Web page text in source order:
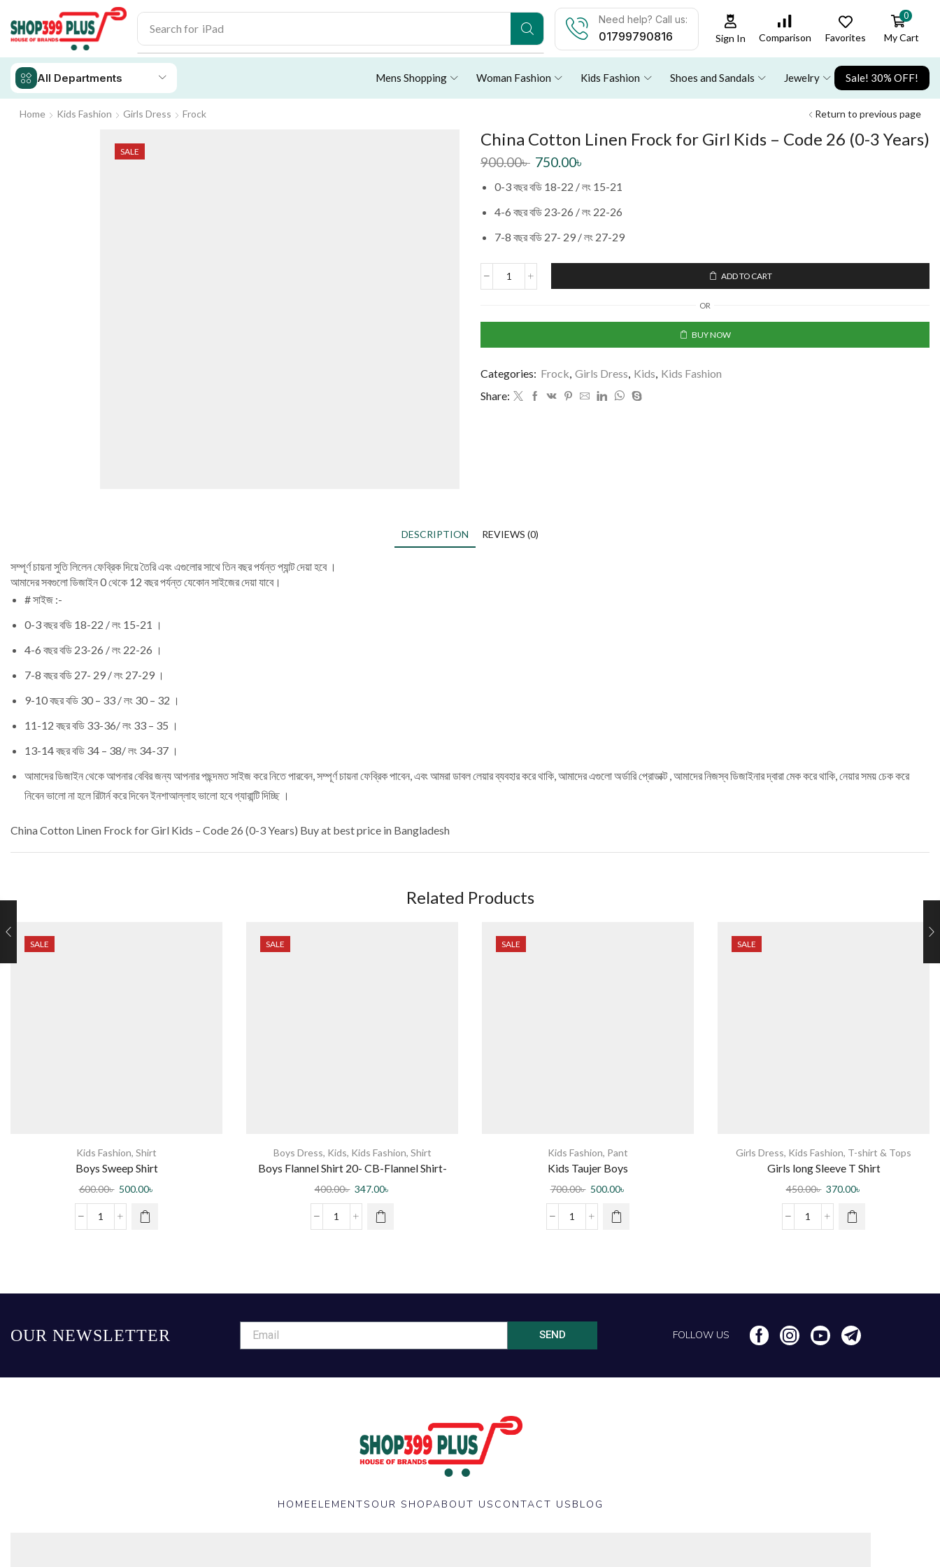
Search for iPhone 14
Need help? Call us:
01799790816 Sign In Comparison Favorites
0
My Cart
All Departments Mens Shopping Woman Fashion Kids Fashion Shoes and Sandals Jewelry Sale! 30% OFF!
Home Kids Fashion Girls Dress Frock Return to previous page
SALE
China Cotton Linen Frock for Girl Kids – Code 26 (0-3 Years)
900.00৳ 750.00৳
0-3 বছর বডি 18-22 / লং 15-21
4-6 বছর বডি 23-26 / লং 22-26
7-8 বছর বডি 27- 29 / লং 27-29
ADD TO CART
OR
BUY NOW
Categories: Frock, Girls Dress, Kids, Kids Fashion
Share:
DESCRIPTION REVIEWS (0)
সম্পূর্ণ চায়না সুতি লিলেন ফেব্রিক দিয়ে তৈরি এবং এগুলোর সাথে তিন বছর পর্যন্ত প্যান্ট দেয়া হবে ।
আমাদের সবগুলো ডিজাইন 0 থেকে 12 বছর পর্যন্ত যেকোন সাইজের দেয়া যাবে।
# সাইজ :-
0-3 বছর বডি 18-22 / লং 15-21 ।
4-6 বছর বডি 23-26 / লং 22-26 ।
7-8 বছর বডি 27- 29 / লং 27-29 ।
9-10 বছর বডি 30 – 33 / লং 30 – 32 ।
11-12 বছর বডি 33-36/ লং 33 – 35 ।
13-14 বছর বডি 34 – 38/ লং 34-37 ।
আমাদের ডিজাইন থেকে আপনার বেবির জন্য আপনার পছন্দমত সাইজ করে নিতে পারবেন, সম্পূর্ণ চায়না ফেব্রিক পাবেন, এবং আমরা ডাবল লেয়ার ব্যবহার করে থাকি, আমাদের এগুলো অর্ডারি প্রোডাক্ট , আমাদের নিজস্ব ডিজাইনার দ্বারা মেক করে থাকি, নেয়ার সময় চেক করে
নিবেন ভালো না হলে রিটার্ন করে দিবেন ইনশাআল্লাহ ভালো হবে গ্যারান্টি দিচ্ছি ।
China Cotton Linen Frock for Girl Kids – Code 26 (0-3 Years) Buy at best price in Bangladesh
Related Products
SALE
Kids Fashion, Shirt
Boys Sweep Shirt
600.00৳ 500.00৳
SALE
Boys Dress, Kids, Kids Fashion, Shirt
Boys Flannel Shirt 20- CB-Flannel Shirt-
0003 DR
400.00৳ 347.00৳
SALE
Kids Fashion, Pant
Kids Taujer Boys
700.00৳ 500.00৳
SALE
Girls Dress, Kids Fashion, T-shirt & Tops
Girls long Sleeve T Shirt
450.00৳ 370.00৳
OUR NEWSLETTER SEND FOLLOW US
HOMEELEMENTS OUR SHOPABOUT US CONTACT US BLOG